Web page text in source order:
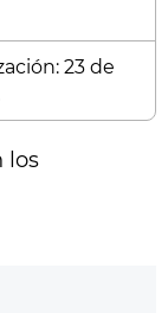
23 de
los